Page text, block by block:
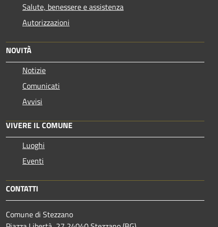
Salute, benessere e assistenza
Autorizzazioni
NOVITÀ
Notizie
Comunicati
Avvisi
VIVERE IL COMUNE
Luoghi
Eventi
CONTATTI
Comune di Stezzano